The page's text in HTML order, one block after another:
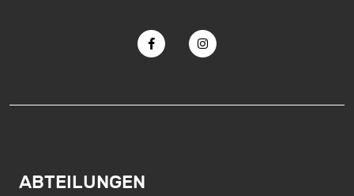
ABTEILUNGEN